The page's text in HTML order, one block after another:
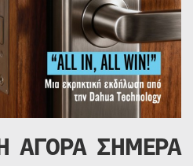
ΑΓΟΡΑ ΣΗΜΕΡΑ